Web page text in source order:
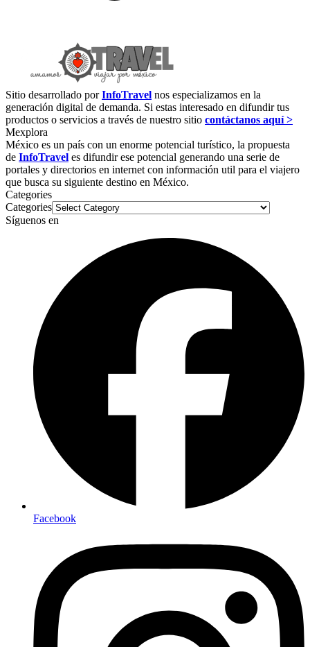
Sitio desarrollado porInfoTravel nos especializamos en la
generación digital de demanda. Si estas interesado en difundir tus
productos o servicios a través de nuestro sitio contáctanos aquí >
Mexplora
México es un país con un enorme potencial turístico, la propuesta
de InfoTravel es difundir ese potencial generando una serie de
portales y directorios en internet con información util para el viajero
que busca su siguiente destino en México.
Categories
Categories
Síguenos en
Facebook